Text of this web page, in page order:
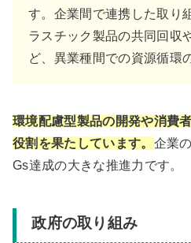
す。企業間で連携した取り
ラスチック製品の共同回収
ど、異業種間での資源循環
環境配慮型製品の開発や消費
役割を果たしています。 企業
Gs達成の大きな推進力です。
政府の取り組み